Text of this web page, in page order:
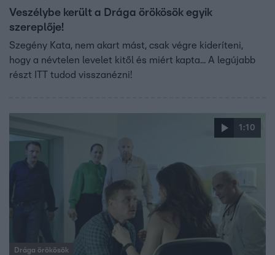
Veszélybe került a Drága örökösök egyik
szereplője!
Szegény Kata, nem akart mást, csak végre kideríteni,
hogy a névtelen levelet kitől és miért kapta... A legújabb
részt ITT tudod visszanézni!
1:10
Drága örökösök